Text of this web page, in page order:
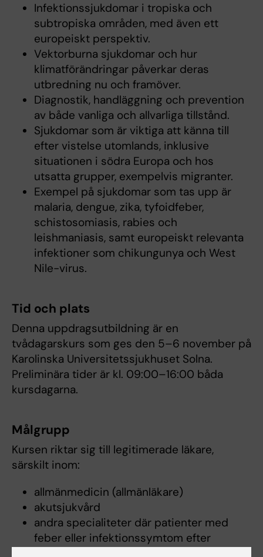
Infektionssjukdomar i tropiska och
subtropiska områden, med även ett
europeiskt perspektiv.
Vektorburna sjukdomar och hur
klimatförändringar påverkar deras
utbredning nu och framöver.
Diagnostik, handläggning och prevention
av både vanliga och allvarliga tillstånd.
Sjukdomar som är viktiga att känna till
efter vistelse utomlands, inklusive
situationen i södra Europa och hos
utsatta grupper, exempelvis migranter.
Exempel på sjukdomar som tas upp är
malaria, dengue, zika, tyfoidfeber,
schistosomiasis, rabies och
leishmaniasis, samt europeiskt relevanta
infektioner som chikungunya och West
Nile-virus.
Tid och plats
Denna uppdragsutbildning är en
tvådagarskurs som ges den 5–6 november på
Karolinska Universitetssjukhuset Solna.
Preliminära tider är kl. 09:00–16:00 båda
kursdagarna.
Målgrupp
Kursen riktar sig till legitimerade läkare,
särskilt inom:
allmänmedicin (allmänläkare)
akutsjukvård
andra specialiteter där patienter med
feber eller infektionssymtom efter